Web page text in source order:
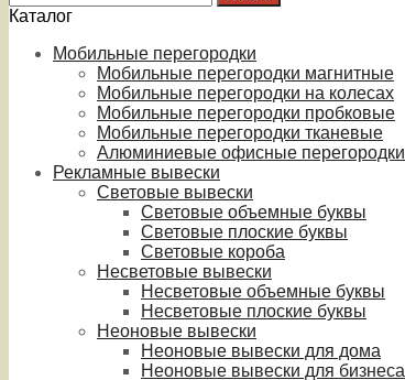
Каталог
Мобильные перегородки
Мобильные перегородки магнитные
Мобильные перегородки на колесах
Мобильные перегородки пробковые
Мобильные перегородки тканевые
Алюминиевые офисные перегородки
Рекламные вывески
Световые вывески
Световые объемные буквы
Световые плоские буквы
Световые короба
Несветовые вывески
Несветовые объемные буквы
Несветовые плоские буквы
Неоновые вывески
Неоновые вывески для дома
Неоновые вывески для бизнеса